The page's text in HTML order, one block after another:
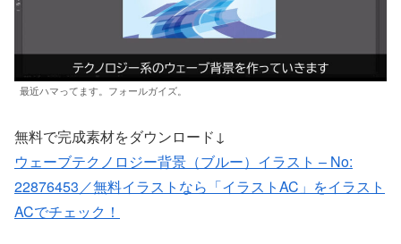
最近ハマってます。フォールガイズ。
無料で完成素材をダウンロード↓
ウェーブテクノロジー背景（ブルー）イラスト – No:
22876453／無料イラストなら「イラストAC」をイラスト
ACでチェック！